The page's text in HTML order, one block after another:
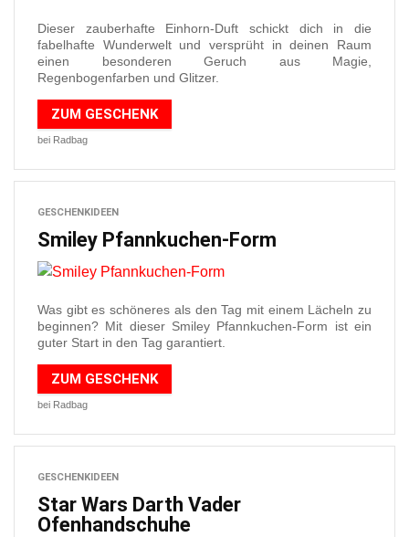
Dieser zauberhafte Einhorn-Duft schickt dich in die
fabelhafte Wunderwelt und versprüht in deinen Raum
einen besonderen Geruch aus Magie,
Regenbogenfarben und Glitzer.
ZUM GESCHENK
bei Radbag
GESCHENKIDEEN
Smiley Pfannkuchen-Form
Was gibt es schöneres als den Tag mit einem Lächeln zu
beginnen? Mit dieser Smiley Pfannkuchen-Form ist ein
guter Start in den Tag garantiert.
ZUM GESCHENK
bei Radbag
GESCHENKIDEEN
Star Wars Darth Vader
Ofenhandschuhe